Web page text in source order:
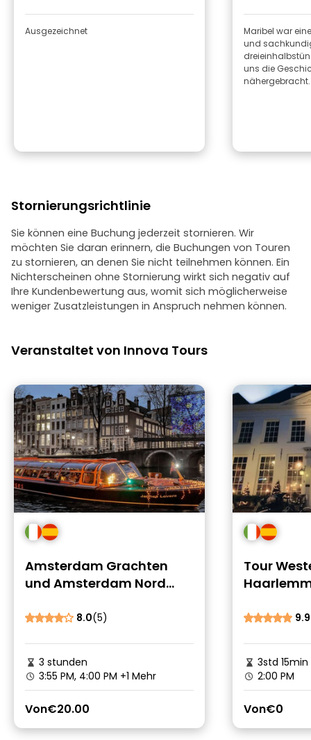
Ausgezeichnet
Maribel war
und
uns die
nähergebracht.
Stornierungsrichtlinie
Sie können eine Buchung jederzeit stornieren. Wir
möchten Sie daran erinnern, die Buchungen von Touren
zu stornieren, an denen Sie nicht teilnehmen können. Ein
Nichterscheinen ohne Stornierung wirkt sich negativ auf
Ihre Kundenbewertung aus, womit sich möglicherweise
weniger Zusatzleistungen in Anspruch nehmen können.
Veranstaltet von Innova Tours
Amsterdam Grachten
und Amsterdam Nord
8.0(5)
3 stunden
3:55 PM, 4:00 PM +1 Mehr
Von€20.00
Tour
9.9
3std 15min
2:00 PM
Von€0